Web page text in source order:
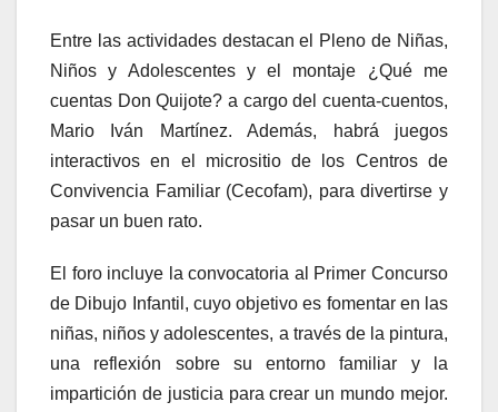
Entre las actividades destacan el Pleno de Niñas,
Niños y Adolescentes y el montaje ¿Qué me
cuentas Don Quijote? a cargo del cuenta-cuentos,
Mario Iván Martínez. Además, habrá juegos
interactivos en el micrositio de los Centros de
Convivencia Familiar (Cecofam), para divertirse y
pasar un buen rato.
El foro incluye la convocatoria al Primer Concurso
de Dibujo Infantil, cuyo objetivo es fomentar en las
niñas, niños y adolescentes, a través de la pintura,
una reflexión sobre su entorno familiar y la
impartición de justicia para crear un mundo mejor.